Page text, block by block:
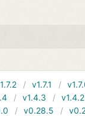
v1.7.1
v1.4.3 v1.4.2
v0.28.5